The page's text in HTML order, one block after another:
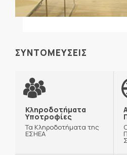
ΣΥΝΤΟΜΕΥΣΕΙΣ
Κληροδοτήματα
Υποτροφίες
Τα Κληροδοτήματα της
ΕΣΗΕΑ